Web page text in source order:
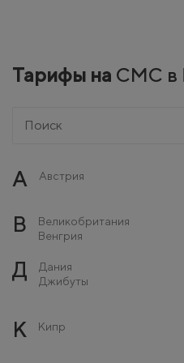
Тарифы на СМС в
А Австрия
В
Великобритания
Венгрия
Д
Дания
Джибуты
К Кипр